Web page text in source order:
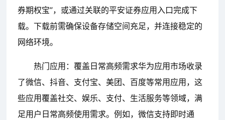
券期权宝”，或通过关联的平安证券应用入口完成下
载。下载前需确保设备存储空间充足，并连接稳定的
网络环境。
热门应用：覆盖日常高频需求华为应用市场收录
了微信、抖音、支付宝、美团、百度等常用应用，这
些应用覆盖社交、娱乐、支付、生活服务等领域，满
足用户日常高频使用需求。例如，微信支持即时通